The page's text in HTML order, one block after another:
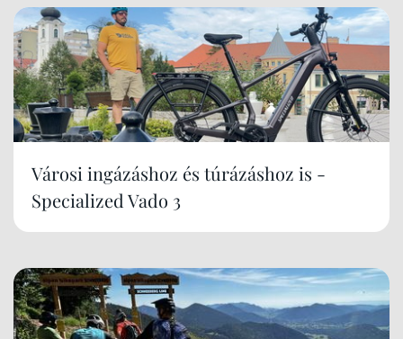
Városi ingázáshoz és túrázáshoz is -
Specialized Vado 3